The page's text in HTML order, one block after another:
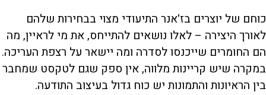
כוחם של יוצרים בז'אנר התיעודי מצוי בבחירות שלהם
לאורך היצירה – לאלו נושאים להתייחס, את מי לראיין, מה
הם החומרים שייכנסו לסדרה ומה יישאר על רצפת העריכה.
במקרה שיש קריינות מלווה, אין ספק שגם לטקסט שמחבר
בין הראיונות והתמונות יש כוח גדול בעיצוב התודעה.